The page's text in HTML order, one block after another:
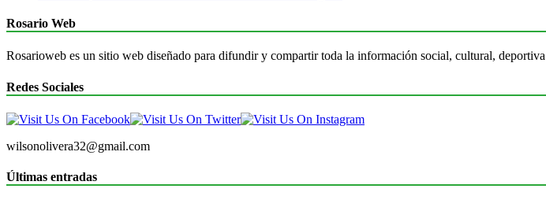
Rosario Web
Rosarioweb es un sitio web diseñado para difundir y compartir toda la información social, cultural,
Redes Sociales
wilsonolivera32@gmail.com
Últimas entradas